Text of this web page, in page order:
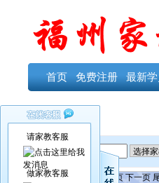
首页 免费注册 最新
ID
当前第302 上一页 下一页
请家教客服
做家教客服